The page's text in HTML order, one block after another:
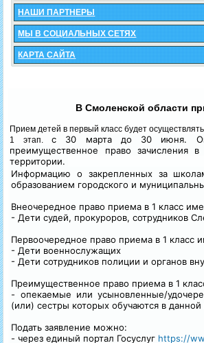
НАШИ ПАРТНЕРЫ
МЫ В СОЦИАЛЬНЫХ СЕТЯХ
КАРТА САЙТА
В Смоленской области
Прием детей в первый класс будет
1 этап.с 30 марта до 30 июня. Он
преимущественное право
территории.
Информацию о закрепленных за
образованием городского и
Внеочередное право приема в 1 класс
- Дети судей, прокуроров, сотрудников
Первоочередное право приема в 1 класс
- Дети военнослужащих
- Дети сотрудников полиции и органов
Преимущественное право приема в 1
- опекаемые или усыновленные/
(или) сестры которых обучаются в
Подать заявление можно:
- через единый портал Госуслуг https://